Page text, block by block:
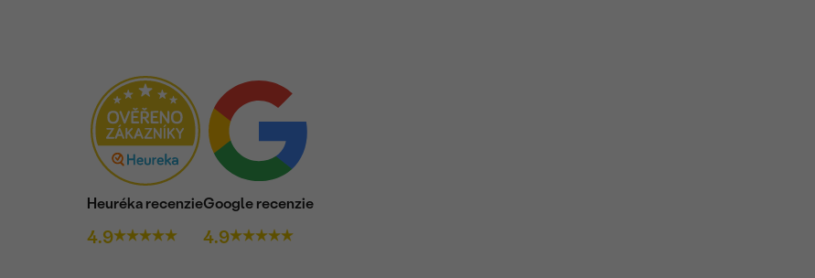
Heuréka recenzie
4.9
Google recenzie
4.9